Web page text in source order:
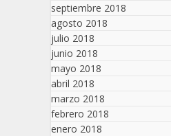
septiembre 2018
agosto 2018
julio 2018
junio 2018
mayo 2018
abril 2018
marzo 2018
febrero 2018
enero 2018